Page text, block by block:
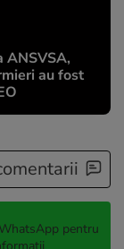
ANSVSA,
au fost
pentru